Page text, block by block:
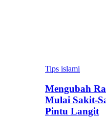
Tips islami
Mengubah
Mulai Sakit-
Pintu Langit